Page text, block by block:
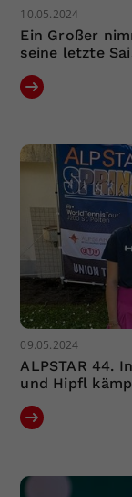
10.05.2024
Ein Großer
seine letzte
09.05.2024
ALPSTAR 44.
und Hipfl